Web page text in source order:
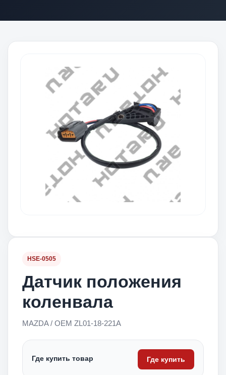
HSE-0505
Датчик положения
коленвала
MAZDA / OEM ZL01-18-221A
Где купить товар Где купить